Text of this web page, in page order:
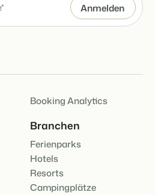
Booking Analytics
Branchen
Ferienparks
Hotels
Resorts
Campingplätze